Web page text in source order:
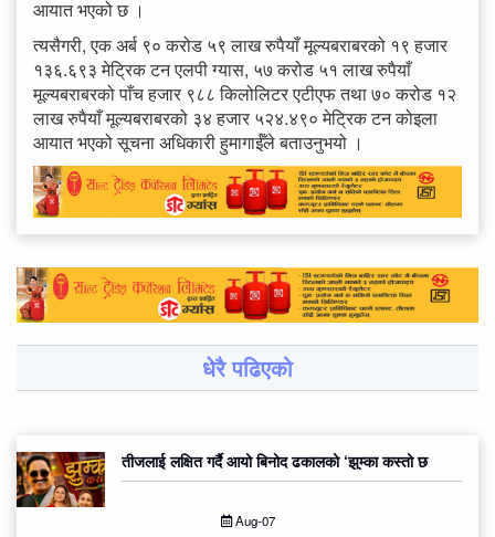
आयात भएको छ ।
त्यसैगरी, एक अर्ब ९० करोड ५९ लाख रुपैयाँ मूल्यबराबरको १९ हजार
१३६.६९३ मेट्रिक टन एलपी ग्यास, ५७ करोड ५१ लाख रुपैयाँ
मूल्यबराबरको पाँच हजार ९८८ किलोलिटर एटीएफ तथा ७० करोड १२
लाख रुपैयाँ मूल्यबराबरको ३४ हजार ५२४.४९० मेट्रिक टन कोइला
आयात भएको सूचना अधिकारी हुमागाईँले बताउनुभयो ।
धेरै पढिएको
तीजलाई लक्षित गर्दै आयो बिनोद ढकालको ‘झुम्का कस्तो छ
Aug-07